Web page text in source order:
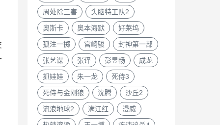
周处除三害 头脑特工队2
奥斯卡 奥本海默 好莱坞
孤注一掷 宫崎骏 封神第一部
张艺谋 张译 彭昱畅 成龙
抓娃娃 朱一龙 死侍3
死侍与金刚狼 沈腾 沙丘2
流浪地球2 满江红 漫威